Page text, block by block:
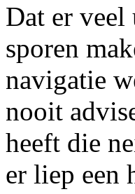
Dat er
sporen
navigatie
nooit
heeft die
er liep een